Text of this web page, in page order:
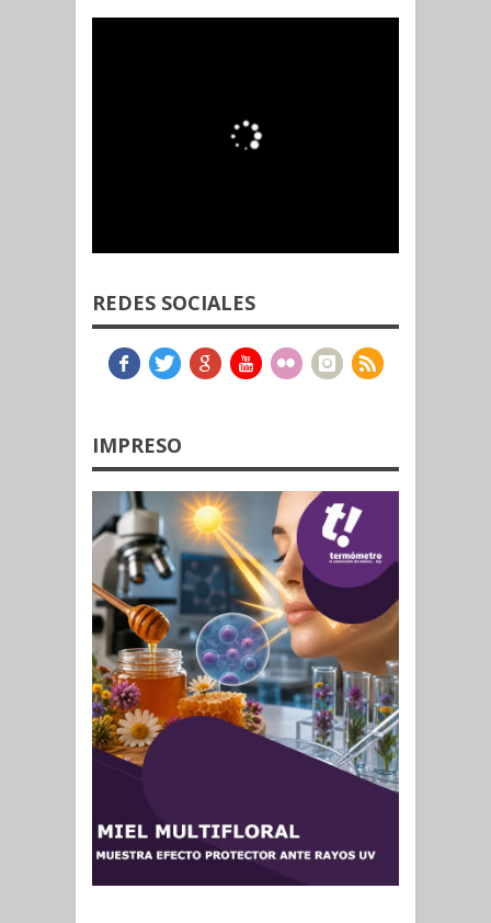
REDES SOCIALES
IMPRESO